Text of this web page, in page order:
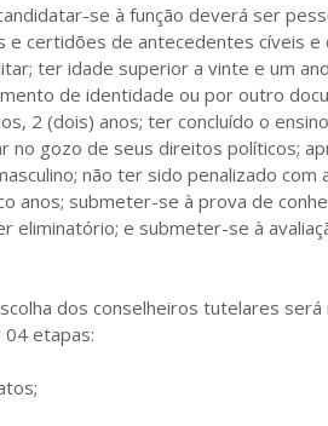
se à função deverá ser
e certidões de antecedentes cíveis e
ter idade superior a vinte e um
de identidade ou por outro
2 (dois) anos; ter concluído o
no gozo de seus direitos políticos;
não ter sido penalizado com
anos; submeter-se à prova de
eliminatório; e submeter-se à
dos conselheiros tutelares
etapas: